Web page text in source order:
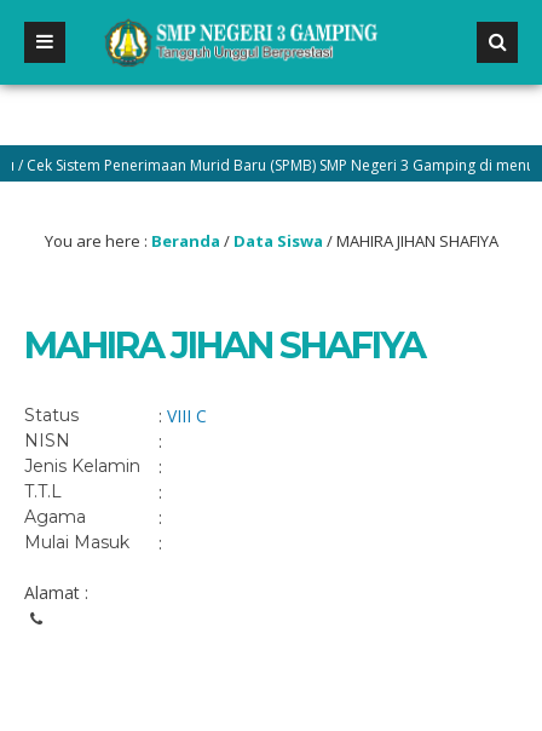
Sistem Penerimaan Murid Baru (SPMB) SMP Negeri 3 Gamping di menu
You are here : Beranda / Data Siswa /MAHIRA JIHAN SHAFIYA
MAHIRA JIHAN SHAFIYA
Status : VIII C
NISN :
Jenis Kelamin :
T.T.L :
Agama :
Mulai Masuk :
Alamat :